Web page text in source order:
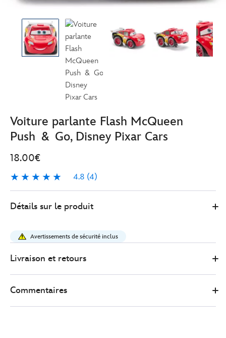
Voiture parlante Flash McQueen
Push & Go, Disney Pixar Cars
18.00€
4.8 (4)
4.8
4
Store
18.00
parlante-
flash-
mcqueen-
pixar-
cars-
Détails sur le produit
Avertissements de sécurité inclus
Livraison et retours
Commentaires